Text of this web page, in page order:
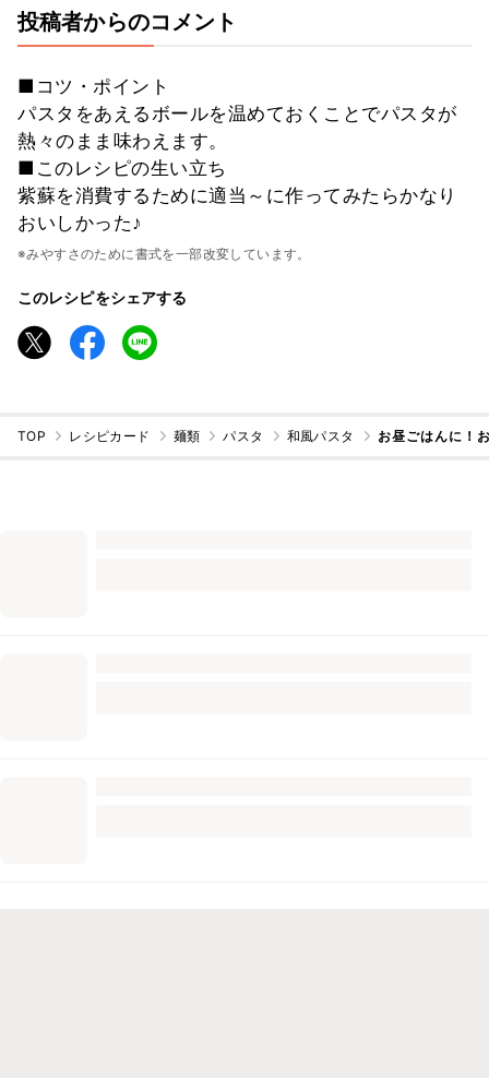
投稿者からのコメント
■コツ・ポイント
パスタをあえるボールを温めておくことでパスタが
熱々のまま味わえます。
■このレシピの生い立ち
紫蘇を消費するために適当～に作ってみたらかなり
おいしかった♪
※みやすさのために書式を一部改変しています。
このレシピをシェアする
TOP レシピカード 麺類 パスタ 和風パスタ お昼ごはんに！